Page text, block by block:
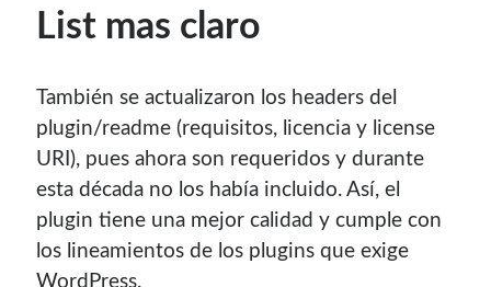
List mas claro
También se actualizaron los headers del
plugin/readme (requisitos, licencia y license
URI), pues ahora son requeridos y durante
esta década no los había incluido. Así, el
plugin tiene una mejor calidad y cumple con
los lineamientos de los plugins que exige
WordPress.